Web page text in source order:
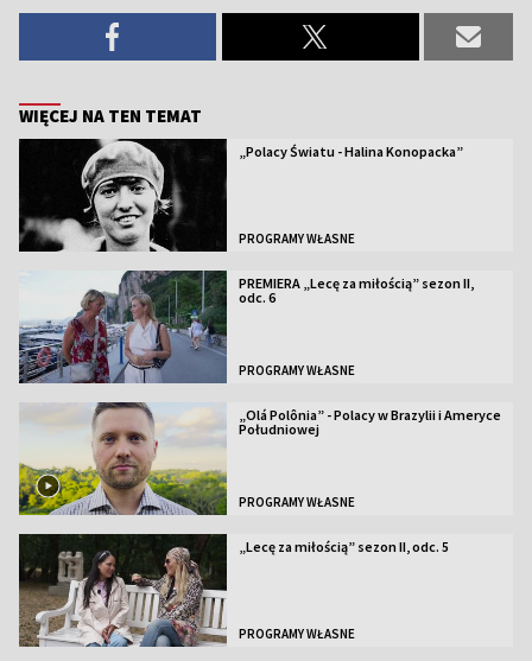
WIĘCEJ NA TEN TEMAT
„Polacy Światu - Halina Konopacka”
PROGRAMY WŁASNE
PREMIERA „Lecę za miłością” sezon II,
odc. 6
PROGRAMY WŁASNE
„Olá Polônia” - Polacy w Brazylii i Ameryce
Południowej
PROGRAMY WŁASNE
„Lecę za miłością” sezon II, odc. 5
PROGRAMY WŁASNE